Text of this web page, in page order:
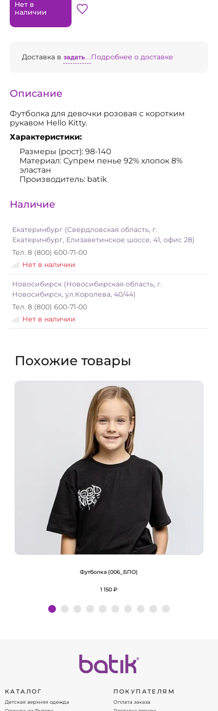
Нет в
наличии
Доставка в задать...Подробнее о доставке
Описание
Футболка для девочки розовая с коротким
рукавом Hello Kitty.
Характеристики:
Размеры (рост): 98-140
Материал: Супрем пенье 92% хлопок 8%
эластан
Производитель: batik
Наличие
Екатеринбург (Свердловская область, г.
Екатеринбург, Елизаветинское шоссе, 41, офис 28)
Тел. 8 (800) 600-71-00
Нет в наличии
Новосибирск (Новосибирская область, г.
Новосибирск, ул.Королева, 40/44)
Тел. 8 (800) 600-71-00
Нет в наличии
Похожие товары
Футболка (006_БПО)
1 150 ₽
Подробнее
КАТАЛОГ
Детская верхняя одежда
ПОКУПАТЕЛЯМ
Оплата заказа